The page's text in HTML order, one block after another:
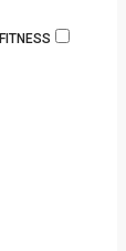
FITNESS